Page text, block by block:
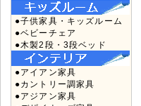
●子供家具・キッズルーム
●ベビーチェア
●木製2段・3段ベッド
●アイアン家具
●カントリー調家具
●アジアン家具